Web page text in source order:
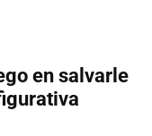
en salvarle